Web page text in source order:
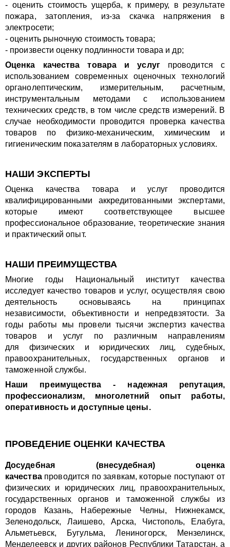
- оценить стоимость ущерба, к примеру, в результате
пожара, затопления, из-за скачка напряжения в
электросети;
- оценить рыночную стоимость товара;
- произвести оценку подлинности товара и др;
Оценка качества товара и услуг проводится с
использованием современных оценочных технологий
органолептическим, измерительным, расчетным,
инструментальным методами с использованием
технических средств, в том числе средств измерений. В
случае необходимости проводится проверка качества
товаров по физико-механическим, химическим и
гигиеническим показателям в лабораторных условиях.
НАШИ ЭКСПЕРТЫ
Оценка качества товара и услуг проводится
квалифицированными аккредитованными экспертами,
которые имеют соответствующее высшее
профессиональное образование, теоретические знания
и практический опыт.
НАШИ ПРЕИМУЩЕСТВА
Многие годы Национальный институт качества
исследует качество товаров и услуг, осуществляя свою
деятельность основываясь на принципах
независимости, объективности и непредвзятости. За
годы работы мы провели тысячи экспертиз качества
товаров и услуг по различным направлениям
для физических и юридических лиц, судебных,
правоохранительных, государственных органов и
таможенной службы.
Наши преимущества - надежная репутация,
профессионализм, многолетний опыт работы,
оперативность и доступные цены.
ПРОВЕДЕНИЕ ОЦЕНКИ КАЧЕСТВА
Досудебная (внесудебная) оценка
качества проводится по заявкам, которые поступают от
физических и юридических лиц, правоохранительных,
государственных органов и таможенной службы из
городов Казань, Набережные Челны, Нижнекамск,
Зеленодольск, Лаишево, Арска, Чистополь, Елабуга,
Альметьевск, Бугульма, Лениногорск, Мензелинск,
Менделеевск и других районов Республики Татарстан, а